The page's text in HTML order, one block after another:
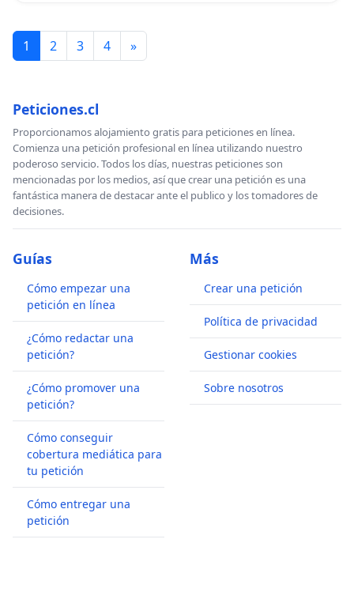
1 2 3 4 »
Peticiones.cl
Proporcionamos alojamiento gratis para peticiones en línea.
Comienza una petición profesional en línea utilizando nuestro
poderoso servicio. Todos los días, nuestras peticiones son
mencionadas por los medios, así que crear una petición es una
fantástica manera de destacar ante el publico y los tomadores de
decisiones.
Guías
Cómo empezar una
petición en línea
¿Cómo redactar una
petición?
¿Cómo promover una
petición?
Cómo conseguir
cobertura mediática para
tu petición
Cómo entregar una
petición
Más
Crear una petición
Política de privacidad
Gestionar cookies
Sobre nosotros